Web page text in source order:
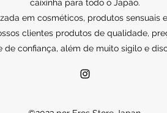
caixinha para todo o Japão.
em cosméticos, produtos sensuais
clientes produtos de qualidade,
de confiança, além de muito sigilo e